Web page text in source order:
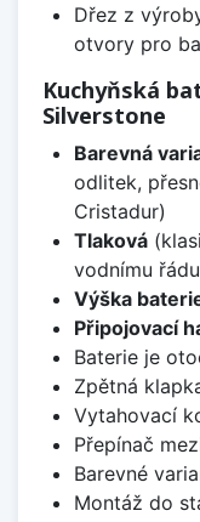
Dřez z
otvory pro
Kuchyňská
Silverstone
Barevná
odlitek,
Cristadur)
Tlaková
vodnímu
Výška
Připojovací
Baterie je
Zpětná
Vytahovací
Přepínač
Barevné
Montáž do